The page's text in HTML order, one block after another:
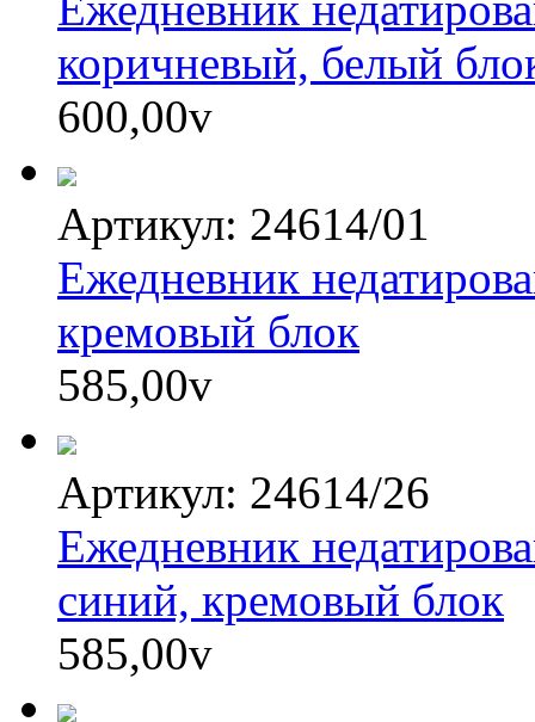
коричневый, белый
600,00v
Артикул: 24614/01
Ежедневник
кремовый блок
585,00v
Артикул: 24614/26
Ежедневник
синий, кремовый блок
585,00v